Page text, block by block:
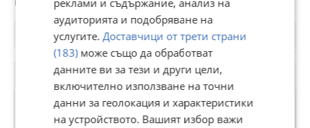
реклами и съдържание, анализ на
аудиторията и подобряване на
услугите.Доставчици от трети страни
(183)може също да обработват
данните ви за тези и други цели,
включително използване на точни
данни за геолокация и характеристики
на устройството. Вашият избор важи